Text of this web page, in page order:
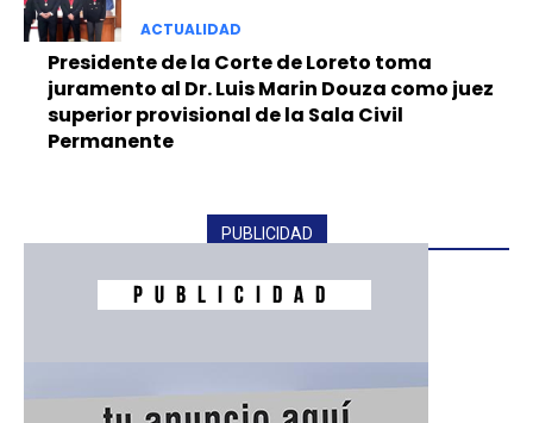
ACTUALIDAD
Presidente de la Corte de Loreto toma
juramento al Dr. Luis Marin Douza como juez
superior provisional de la Sala Civil
Permanente
PUBLICIDAD